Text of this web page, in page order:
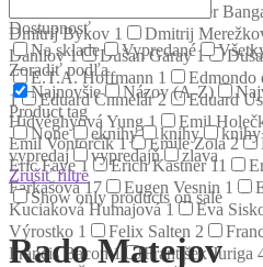
Dezider
Dmitrij Bykov 1 Dmitrij
Danilov1 Dušan Garay1
E.T.A. Hoffmann 1 Edmondo
1
Eduard Chmelár2 Eduard
Hidvéghyová Yung1 Emil
Emil Vontorčík1 Émile Zola2
Eric Faye1 Erich Kästner11
Farkašová17 Eugen Vesnin 1
Kuciaková Humajová1 Eva
Výrostko 1 Felix Salten 2
Francis Bacon1 František Juriga
Dostupnosť
Na sklade
Vypredané
Zoradiť podľa
Najnovšie
Názov (A-Z)
Product tag
None
eknihy knihy
vypredaj
vypredajň
zlava
Zrušiť filtre
Show only products on sale
Rado Matejov